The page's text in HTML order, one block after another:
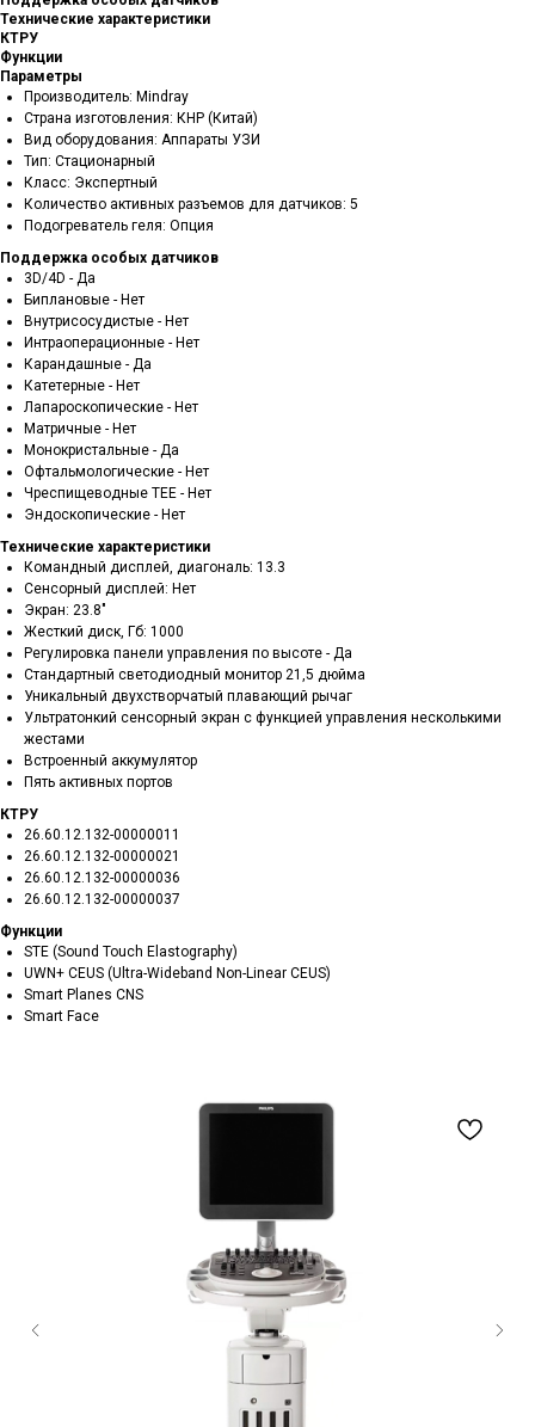
Технические характеристики
КТРУ
Функции
Параметры
Производитель: Mindray
Страна изготовления: КНР (Китай)
Вид оборудования: Аппараты УЗИ
Тип: Стационарный
Класс: Экспертный
Количество активных разъемов для датчиков: 5
Подогреватель геля: Опция
Поддержка особых датчиков
3D/4D - Да
Биплановые - Нет
Внутрисосудистые - Нет
Интраоперационные - Нет
Карандашные - Да
Катетерные - Нет
Лапароскопические - Нет
Матричные - Нет
Монокристальные - Да
Офтальмологические - Нет
Чреспищеводные TEE - Нет
Эндоскопические - Нет
Технические характеристики
Командный дисплей, диагональ: 13.3
Сенсорный дисплей: Нет
Экран: 23.8"
Жесткий диск, Гб: 1000
Регулировка панели управления по высоте - Да
Стандартный светодиодный монитор 21,5 дюйма
Уникальный двухстворчатый плавающий рычаг
Ультратонкий сенсорный экран с функцией управления несколькими
жестами
Встроенный аккумулятор
Пять активных портов
КТРУ
26.60.12.132-00000011
26.60.12.132-00000021
26.60.12.132-00000036
26.60.12.132-00000037
Функции
STE (Sound Touch Elastography)
UWN+ CEUS (Ultra-Wideband Non-Linear CEUS)
Smart Planes CNS
Smart Face